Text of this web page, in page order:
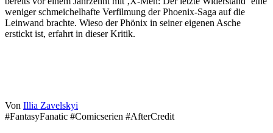
weniger schmeichelhafte Verfilmung der Phoenix-Saga auf die
Leinwand brachte. Wieso der Phönix in seiner eigenen Asche
erstickt ist, erfahrt in dieser Kritik.
Von Illia Zavelskyi
#FantasyFanatic #Comicserien #AfterCredit